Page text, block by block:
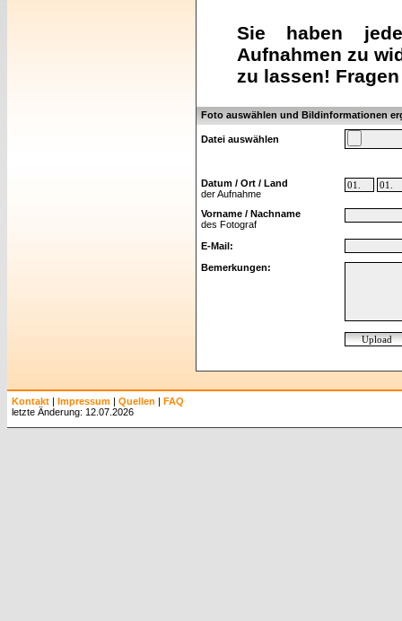
Sie haben
Aufnahmen zu
zu lassen!
Foto auswählen und Bildinformationen
Datei auswählen
Datum / Ort / Land
der Aufnahme
Vorname / Nachname
des Fotograf
E-Mail:
Bemerkungen:
Kontakt | Impressum | Quellen | FAQ
letzte Änderung: 12.07.2026